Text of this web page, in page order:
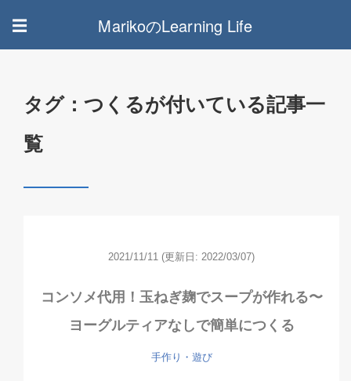
☰ MarikoのLearning Life
タグ：つくるが付いている記事一
覧
2021/11/11 (更新日: 2022/03/07)
コンソメ代用！玉ねぎ麹でスープが作れる〜
ヨーグルティアなしで簡単につくる
手作り・遊び